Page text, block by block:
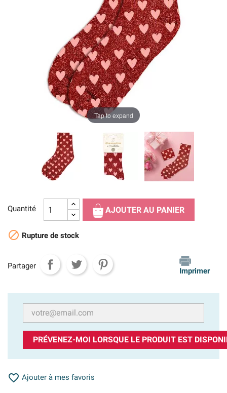
Tap to expand
Quantité AJOUTER AU PANIER
 Rupture de stock
Partager
Imprimer
PRÉVENEZ-MOI LORSQUE LE PRODUIT EST
 Ajouter à mes favoris